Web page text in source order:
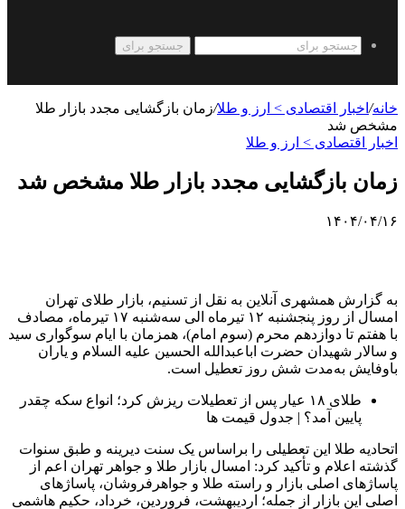
جستجو برای
خانه/ اخبار اقتصادی > ارز و طلا/زمان بازگشایی مجدد بازار طلا
مشخص شد
اخبار اقتصادی > ارز و طلا
زمان بازگشایی مجدد بازار طلا مشخص شد
۱۴۰۴/۰۴/۱۶
به گزارش همشهری آنلاین به نقل از تسنیم، بازار طلای تهران
امسال از روز پنجشنبه ۱۲ تیرماه الی سه‌شنبه ۱۷ تیرماه، مصادف
با هفتم تا دوازدهم محرم (سوم امام)، همزمان با ایام سوگواری سید
و سالار شهیدان حضرت اباعبدالله الحسین علیه السلام و یاران
باوفایش به‌مدت شش روز تعطیل است.
طلای ۱۸ عیار پس از تعطیلات ریزش کرد؛ انواع سکه چقدر
پایین آمد؟ | جدول قیمت ها
اتحادیه طلا این تعطیلی را براساس یک سنت دیرینه و طبق سنوات
گذشته اعلام و تأکید کرد: امسال بازار طلا و جواهر تهران اعم از
پاساژهای اصلی بازار و راسته طلا و جواهرفروشان، پاساژهای
اصلی این بازار از جمله؛ اردیبهشت، فروردین، خرداد، حکیم هاشمی